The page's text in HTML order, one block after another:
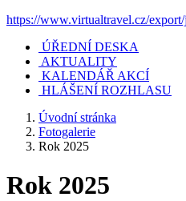
https://www.virtualtravel.cz/
ÚŘEDNÍ DESKA
AKTUALITY
KALENDÁŘ AKCÍ
HLÁŠENÍ ROZHLASU
Úvodní stránka
Fotogalerie
Rok 2025
Rok 2025